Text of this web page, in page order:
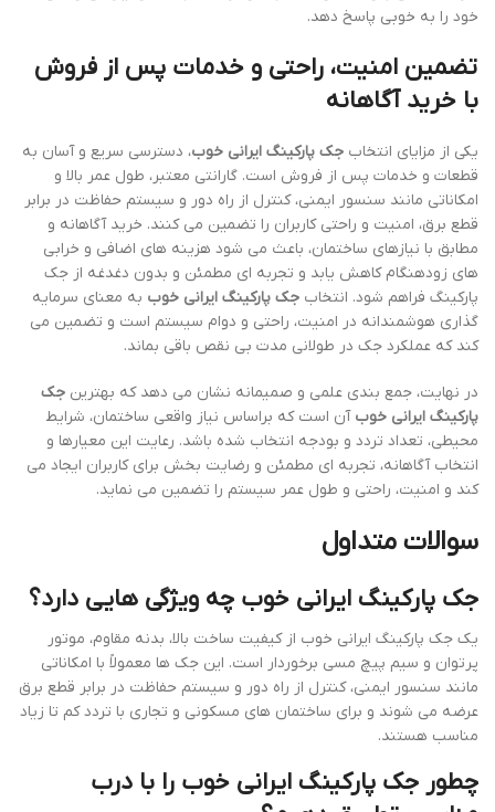
خود را به خوبی پاسخ دهد.
تضمین امنیت، راحتی و خدمات پس از فروش
با خرید آگاهانه
یکی از مزایای انتخاب جک پارکینگ ایرانی خوب، دسترسی سریع و آسان به
قطعات و خدمات پس از فروش است. گارانتی معتبر، طول عمر بالا و
امکاناتی مانند سنسور ایمنی، کنترل از راه دور و سیستم حفاظت در برابر
قطع برق، امنیت و راحتی کاربران را تضمین می کنند. خرید آگاهانه و
مطابق با نیازهای ساختمان، باعث می شود هزینه های اضافی و خرابی
های زودهنگام کاهش یابد و تجربه ای مطمئن و بدون دغدغه از جک
پارکینگ فراهم شود. انتخاب جک پارکینگ ایرانی خوب به معنای سرمایه
گذاری هوشمندانه در امنیت، راحتی و دوام سیستم است و تضمین می
کند که عملکرد جک در طولانی مدت بی نقص باقی بماند.
در نهایت، جمع بندی علمی و صمیمانه نشان می دهد که بهترین جک
پارکینگ ایرانی خوب آن است که براساس نیاز واقعی ساختمان، شرایط
محیطی، تعداد تردد و بودجه انتخاب شده باشد. رعایت این معیارها و
انتخاب آگاهانه، تجربه ای مطمئن و رضایت بخش برای کاربران ایجاد می
کند و امنیت، راحتی و طول عمر سیستم را تضمین می نماید.
سوالات متداول
جک پارکینگ ایرانی خوب چه ویژگی هایی دارد؟
یک جک پارکینگ ایرانی خوب از کیفیت ساخت بالا، بدنه مقاوم، موتور
پرتوان و سیم پیچ مسی برخوردار است. این جک ها معمولاً با امکاناتی
مانند سنسور ایمنی، کنترل از راه دور و سیستم حفاظت در برابر قطع برق
عرضه می شوند و برای ساختمان های مسکونی و تجاری با تردد کم تا زیاد
مناسب هستند.
چطور جک پارکینگ ایرانی خوب را با درب